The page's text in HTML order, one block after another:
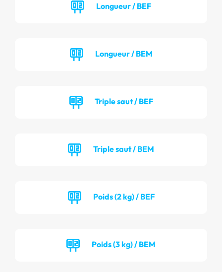
Longueur / BEF
Longueur / BEM
Triple saut / BEF
Triple saut / BEM
Poids (2 kg) / BEF
Poids (3 kg) / BEM